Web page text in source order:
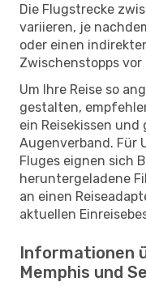
Die Flugstrecke
variieren, je
oder einen
Zwischenstopps
Um Ihre Reise so
gestalten,
ein Reisekissen
Augenverband. Für
Fluges eignen sich
heruntergeladene
an einen
aktuellen
Informationen
Memphis und